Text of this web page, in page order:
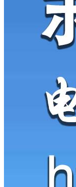
国务
医保
住房
交易
人行
气象